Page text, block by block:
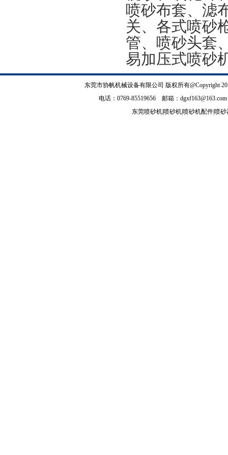
喷砂布套、滤
关、各式喷砂
管、喷砂头套
易加压式喷砂
东莞市协帆机械设备有限公司 版权所有@Copyright
电话：0769-85519656 邮箱： dgxf163@163.com
东莞喷砂机喷砂机喷砂机配件喷砂